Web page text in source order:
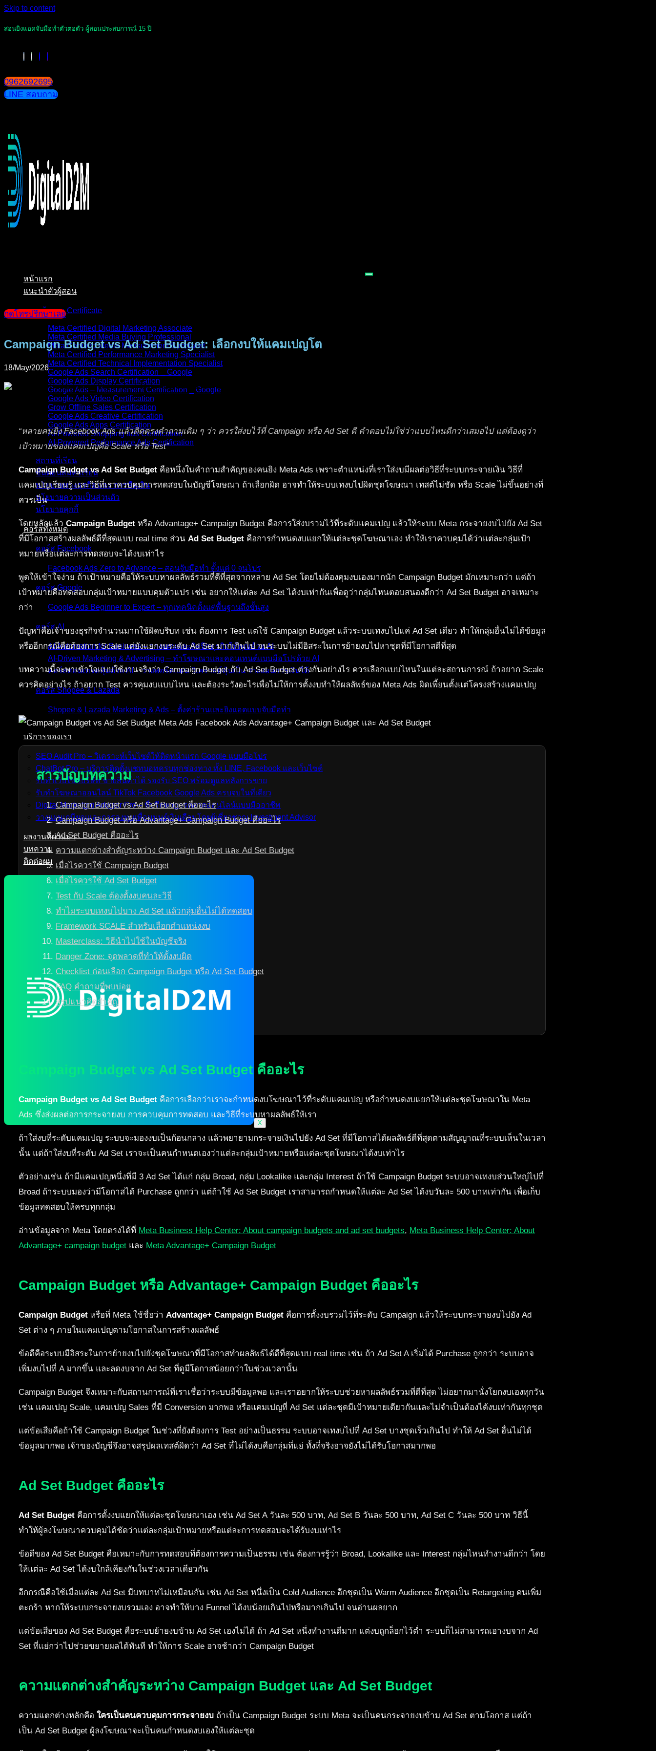
Skip to content
สอนยิงแอดจับมือทำตัวต่อตัว ผู้สอนประสบการณ์ 15 ปี
0962692695
LINE สอบถาม
หน้าแรก
แนะนำตัวผู้สอน
หน้ารวม Certificate
Meta Certified Digital Marketing Associate
Meta Certified Media Buying Professional
Meta Certified Media Measurement Specialist
Meta Certified Performance Marketing Specialist
Meta Certified Technical Implementation Specialist
Google Ads Search Certification _ Google
Google Ads Display Certification
Google Ads – Measurement Certification _ Google
Google Ads Video Certification
Grow Offline Sales Certification
Google Ads Creative Certification
Google Ads Apps Certification
AI-Powered Shopping ads Certification
AI-Powered Performance Ads Certification
สถานที่เรียน
ขั้นตอนสมัครเรียน
นโยบายทางธุรกิจ และ การคืนเงิน
นโยบายความเป็นส่วนตัว
นโยบายคุกกี้
คอร์สทั้งหมด
คอร์ส Facebook
Facebook Ads Zero to Advance – สอนจับมือทำ ตั้งแต่ 0 จนโปร
คอร์ส Google
Google Ads Beginner to Expert – ทุกเทคนิคตั้งแต่พื้นฐานถึงขั้นสูง
คอร์ส AI
AI Automation for Business – วางแผนและติดปีกธุรกิจให้คุณด้วย AI
AI-Driven Marketing & Advertising – ทำโฆษณาและคอนเทนต์แบบมือโปรด้วย AI
คอร์สสอนเทรดหุ้นด้วย AI – วางพอร์ตแม่น วิเคราะห์หุ้นเป็น วางแผนการเงินได้
คอร์ส Shopee & Lazada
Shopee & Lazada Marketing & Ads – ตั้งค่าร้านและยิงแอดแบบจับมือทำ
บริการของเรา
SEO Audit Pro – วิเคราะห์เว็บไซต์ให้ติดหน้าแรก Google แบบมือโปร
ChatBot Pro – บริการติดตั้งแชทบอทครบทุกช่องทาง ทั้ง LINE, Facebook และเว็บไซต์
รับทำเว็บไซต์บริษัท ขายสินค้าได้ รองรับ SEO พร้อมดูแลหลังการขาย
รับทำโฆษณาออนไลน์ TikTok Facebook Google Ads ครบจบในที่เดียว
Digital Marketing Advisor Pro – ที่ปรึกษาการตลาดออนไลน์แบบมืออาชีพ
วางแผนเกษียณและการลงทุนเพื่อมนุษย์เงินเดือนโดยผู้เชี่ยวชาญ Investment Advisor
ผลงานที่ผ่านมา
บทความ
ติดต่อผม
X
กดโทรปรึกษาเลย
Campaign Budget vs Ad Set Budget: เลือกงบให้แคมเปญโต
18/May/2026
“หลายคนยิง Facebook Ads แล้วติดตรงคำถามเดิม ๆ ว่า ควรใส่งบไว้ที่ Campaign หรือ Ad Set ดี คำตอบไม่ใช่ว่าแบบไหนดีกว่าเสมอไป แต่ต้องดูว่า
เป้าหมายของแคมเปญคือ Scale หรือ Test”
Campaign Budget vs Ad Set Budget คือหนึ่งในคำถามสำคัญของคนยิง Meta Ads เพราะตำแหน่งที่เราใส่งบมีผลต่อวิธีที่ระบบกระจายเงิน วิธีที่
แคมเปญเรียนรู้ และวิธีที่เราควบคุมการทดสอบในบัญชีโฆษณา ถ้าเลือกผิด อาจทำให้ระบบเทงบไปผิดชุดโฆษณา เทสต์ไม่ชัด หรือ Scale ไม่ขึ้นอย่างที่
ควรเป็น
โดยหลักแล้ว Campaign Budget หรือ Advantage+ Campaign Budget คือการใส่งบรวมไว้ที่ระดับแคมเปญ แล้วให้ระบบ Meta กระจายงบไปยัง Ad Set
ที่มีโอกาสสร้างผลลัพธ์ดีที่สุดแบบ real time ส่วน Ad Set Budget คือการกำหนดงบแยกให้แต่ละชุดโฆษณาเอง ทำให้เราควบคุมได้ว่าแต่ละกลุ่มเป้า
หมายหรือแต่ละการทดสอบจะได้งบเท่าไร
พูดให้เข้าใจง่าย ถ้าเป้าหมายคือให้ระบบหาผลลัพธ์รวมที่ดีที่สุดจากหลาย Ad Set โดยไม่ต้องคุมงบเองมากนัก Campaign Budget มักเหมาะกว่า แต่ถ้า
เป้าหมายคือทดสอบกลุ่มเป้าหมายแบบคุมตัวแปร เช่น อยากให้แต่ละ Ad Set ได้งบเท่ากันเพื่อดูว่ากลุ่มไหนตอบสนองดีกว่า Ad Set Budget อาจเหมาะ
กว่า
ปัญหาคือเจ้าของธุรกิจจำนวนมากใช้ผิดบริบท เช่น ต้องการ Test แต่ใช้ Campaign Budget แล้วระบบเทงบไปแค่ Ad Set เดียว ทำให้กลุ่มอื่นไม่ได้ข้อมูล
หรืออีกกรณีคือต้องการ Scale แต่ยังแยกงบระดับ Ad Set มากเกินไป จนระบบไม่มีอิสระในการย้ายงบไปหาชุดที่มีโอกาสดีที่สุด
บทความนี้จะพาเข้าใจแบบใช้งานจริงว่า Campaign Budget กับ Ad Set Budget ต่างกันอย่างไร ควรเลือกแบบไหนในแต่ละสถานการณ์ ถ้าอยาก Scale
ควรคิดอย่างไร ถ้าอยาก Test ควรคุมงบแบบไหน และต้องระวังอะไรเพื่อไม่ให้การตั้งงบทำให้ผลลัพธ์ของ Meta Ads ผิดเพี้ยนตั้งแต่โครงสร้างแคมเปญ
สารบัญบทความ
Campaign Budget vs Ad Set Budget คืออะไร
Campaign Budget หรือ Advantage+ Campaign Budget คืออะไร
Ad Set Budget คืออะไร
ความแตกต่างสำคัญระหว่าง Campaign Budget และ Ad Set Budget
เมื่อไรควรใช้ Campaign Budget
เมื่อไรควรใช้ Ad Set Budget
Test กับ Scale ต้องตั้งงบคนละวิธี
ทำไมระบบเทงบไปบาง Ad Set แล้วกลุ่มอื่นไม่ได้ทดสอบ
Framework SCALE สำหรับเลือกตำแหน่งงบ
Masterclass: วิธีนำไปใช้ในบัญชีจริง
Danger Zone: จุดพลาดที่ทำให้ตั้งงบผิด
Checklist ก่อนเลือก Campaign Budget หรือ Ad Set Budget
FAQ คำถามที่พบบ่อย
สรุปแนวคิดสำคัญ
Campaign Budget vs Ad Set Budget คืออะไร
Campaign Budget vs Ad Set Budget คือการเลือกว่าเราจะกำหนดงบโฆษณาไว้ที่ระดับแคมเปญ หรือกำหนดงบแยกให้แต่ละชุดโฆษณาใน Meta
Ads ซึ่งส่งผลต่อการกระจายงบ การควบคุมการทดสอบ และวิธีที่ระบบหาผลลัพธ์ให้เรา
ถ้าใส่งบที่ระดับแคมเปญ ระบบจะมองงบเป็นก้อนกลาง แล้วพยายามกระจายเงินไปยัง Ad Set ที่มีโอกาสได้ผลลัพธ์ดีที่สุดตามสัญญาณที่ระบบเห็นในเวลา
นั้น แต่ถ้าใส่งบที่ระดับ Ad Set เราจะเป็นคนกำหนดเองว่าแต่ละกลุ่มเป้าหมายหรือแต่ละชุดโฆษณาได้งบเท่าไร
ตัวอย่างเช่น ถ้ามีแคมเปญหนึ่งที่มี 3 Ad Set ได้แก่ กลุ่ม Broad, กลุ่ม Lookalike และกลุ่ม Interest ถ้าใช้ Campaign Budget ระบบอาจเทงบส่วนใหญ่ไปที่
Broad ถ้าระบบมองว่ามีโอกาสได้ Purchase ถูกกว่า แต่ถ้าใช้ Ad Set Budget เราสามารถกำหนดให้แต่ละ Ad Set ได้งบวันละ 500 บาทเท่ากัน เพื่อเก็บ
ข้อมูลทดสอบให้ครบทุกกลุ่ม
อ่านข้อมูลจาก Meta โดยตรงได้ที่ Meta Business Help Center: About campaign budgets and ad set budgets, Meta Business Help Center: About
Advantage+ campaign budget และ Meta Advantage+ Campaign Budget
Campaign Budget หรือ Advantage+ Campaign Budget คืออะไร
Campaign Budget หรือที่ Meta ใช้ชื่อว่า Advantage+ Campaign Budget คือการตั้งงบรวมไว้ที่ระดับ Campaign แล้วให้ระบบกระจายงบไปยัง Ad
Set ต่าง ๆ ภายในแคมเปญตามโอกาสในการสร้างผลลัพธ์
ข้อดีคือระบบมีอิสระในการย้ายงบไปยังชุดโฆษณาที่มีโอกาสทำผลลัพธ์ได้ดีที่สุดแบบ real time เช่น ถ้า Ad Set A เริ่มได้ Purchase ถูกกว่า ระบบอาจ
เพิ่มงบไปที่ A มากขึ้น และลดงบจาก Ad Set ที่ดูมีโอกาสน้อยกว่าในช่วงเวลานั้น
Campaign Budget จึงเหมาะกับสถานการณ์ที่เราเชื่อว่าระบบมีข้อมูลพอ และเราอยากให้ระบบช่วยหาผลลัพธ์รวมที่ดีที่สุด ไม่อยากมานั่งโยกงบเองทุกวัน
เช่น แคมเปญ Scale, แคมเปญ Sales ที่มี Conversion มากพอ หรือแคมเปญที่ Ad Set แต่ละชุดมีเป้าหมายเดียวกันและไม่จำเป็นต้องได้งบเท่ากันทุกชุด
แต่ข้อเสียคือถ้าใช้ Campaign Budget ในช่วงที่ยังต้องการ Test อย่างเป็นธรรม ระบบอาจเทงบไปที่ Ad Set บางชุดเร็วเกินไป ทำให้ Ad Set อื่นไม่ได้
ข้อมูลมากพอ เจ้าของบัญชีจึงอาจสรุปผลเทสต์ผิดว่า Ad Set ที่ไม่ได้งบคือกลุ่มที่แย่ ทั้งที่จริงอาจยังไม่ได้รับโอกาสมากพอ
Ad Set Budget คืออะไร
Ad Set Budget คือการตั้งงบแยกให้แต่ละชุดโฆษณาเอง เช่น Ad Set A วันละ 500 บาท, Ad Set B วันละ 500 บาท, Ad Set C วันละ 500 บาท วิธีนี้
ทำให้ผู้ลงโฆษณาควบคุมได้ชัดว่าแต่ละกลุ่มเป้าหมายหรือแต่ละการทดสอบจะได้รับงบเท่าไร
ข้อดีของ Ad Set Budget คือเหมาะกับการทดสอบที่ต้องการความเป็นธรรม เช่น ต้องการรู้ว่า Broad, Lookalike และ Interest กลุ่มไหนทำงานดีกว่า โดย
ให้แต่ละ Ad Set ได้งบใกล้เคียงกันในช่วงเวลาเดียวกัน
อีกกรณีคือใช้เมื่อแต่ละ Ad Set มีบทบาทไม่เหมือนกัน เช่น Ad Set หนึ่งเป็น Cold Audience อีกชุดเป็น Warm Audience อีกชุดเป็น Retargeting คนเพิ่ม
ตะกร้า หากให้ระบบกระจายงบรวมเอง อาจทำให้บาง Funnel ได้งบน้อยเกินไปหรือมากเกินไป จนอ่านผลยาก
แต่ข้อเสียของ Ad Set Budget คือระบบย้ายงบข้าม Ad Set เองไม่ได้ ถ้า Ad Set หนึ่งทำงานดีมาก แต่งบถูกล็อกไว้ต่ำ ระบบก็ไม่สามารถเอางบจาก Ad
Set ที่แย่กว่าไปช่วยขยายผลได้ทันที ทำให้การ Scale อาจช้ากว่า Campaign Budget
ความแตกต่างสำคัญระหว่าง Campaign Budget และ Ad Set Budget
ความแตกต่างหลักคือ ใครเป็นคนควบคุมการกระจายงบ ถ้าเป็น Campaign Budget ระบบ Meta จะเป็นคนกระจายงบข้าม Ad Set ตามโอกาส แต่ถ้า
เป็น Ad Set Budget ผู้ลงโฆษณาจะเป็นคนกำหนดงบเองให้แต่ละชุด